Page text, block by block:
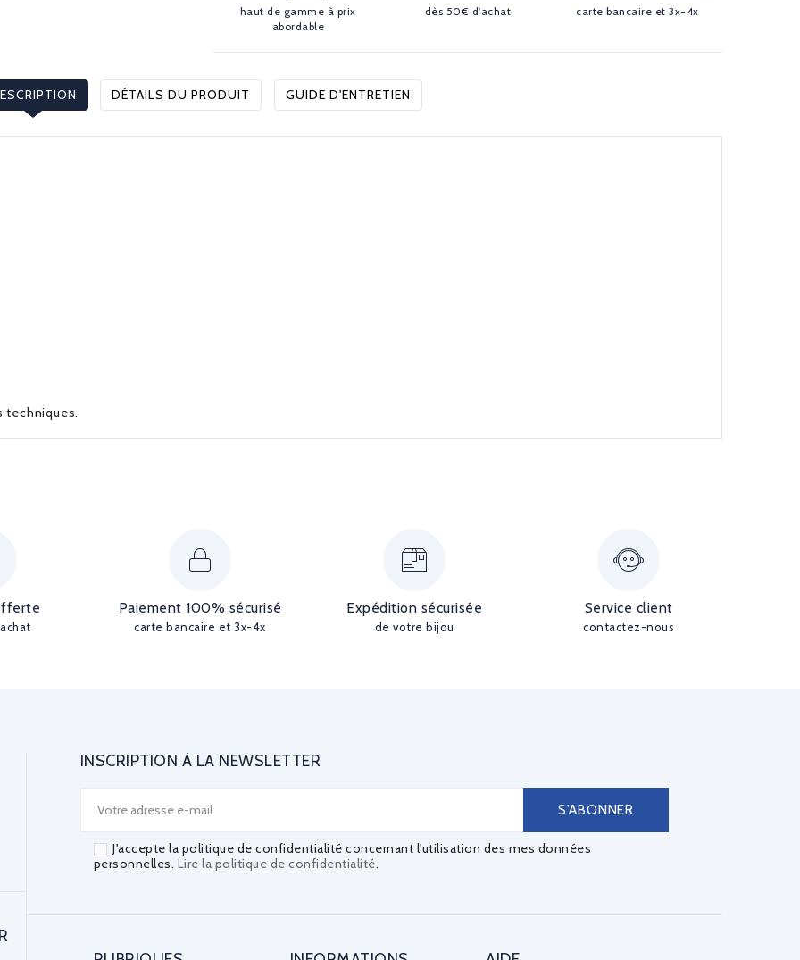
haut de gamme à prix
abordable
dès 50€ d'achat carte bancaire et 3x-4x
DÉTAILS DU PRODUIT GUIDE D'ENTRETIEN
techniques.
Paiement 100% sécurisé
carte bancaire et 3x-4x
Expédition sécurisée
de votre bijou
Service client
contactez-nous
INSCRIPTION À LA NEWSLETTER
J'accepte la politique de confidentialité concernant l'utilisation des mes données
personnelles. Lire la politique de confidentialité.